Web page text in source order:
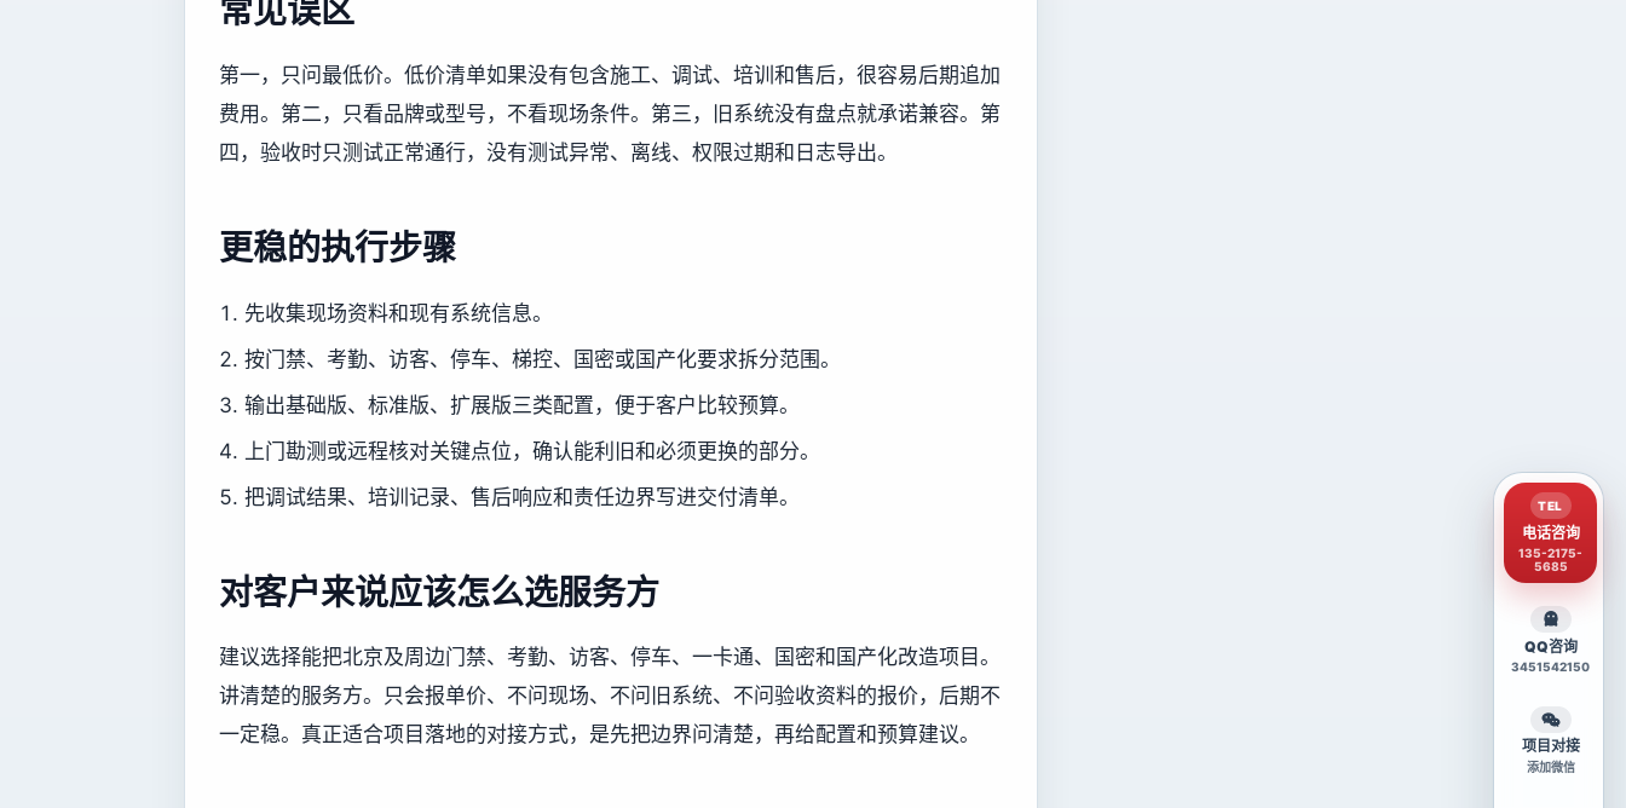
常见误区
第一，只问最低价。低价清单如果没有包含施工、调试、培训和售后，很容易后期追加
费用。第二，只看品牌或型号，不看现场条件。第三，旧系统没有盘点就承诺兼容。第
四，验收时只测试正常通行，没有测试异常、离线、权限过期和日志导出。
更稳的执行步骤
先收集现场资料和现有系统信息。
按门禁、考勤、访客、停车、梯控、国密或国产化要求拆分范围。
输出基础版、标准版、扩展版三类配置，便于客户比较预算。
上门勘测或远程核对关键点位，确认能利旧和必须更换的部分。
把调试结果、培训记录、售后响应和责任边界写进交付清单。
对客户来说应该怎么选服务方
建议选择能把北京及周边门禁、考勤、访客、停车、一卡通、国密和国产化改造项目。
讲清楚的服务方。只会报单价、不问现场、不问旧系统、不问验收资料的报价，后期不
一定稳。真正适合项目落地的对接方式，是先把边界问清楚，再给配置和预算建议。
TEL
电话咨询
135-2175-
5685
QQ咨询
3451542150
项目对接
添加微信